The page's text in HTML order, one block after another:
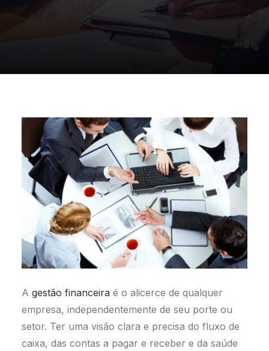
A gestão financeira é o alicerce de qualquer
empresa, independentemente de seu porte ou
setor. Ter uma visão clara e precisa do fluxo de
caixa, das contas a pagar e receber e da saúde